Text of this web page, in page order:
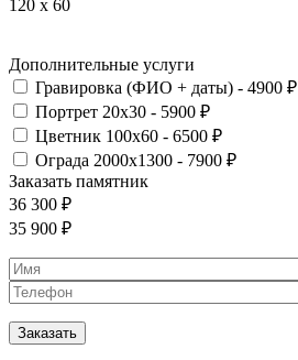
120 x 60
Дополнительные услуги
Гравировка (ФИО + даты) - 4900 ₽
Портрет 20х30 - 5900 ₽
Цветник 100х60 - 6500 ₽
Ограда 2000х1300 - 7900 ₽
Заказать памятник
36 300 ₽
35 900 ₽